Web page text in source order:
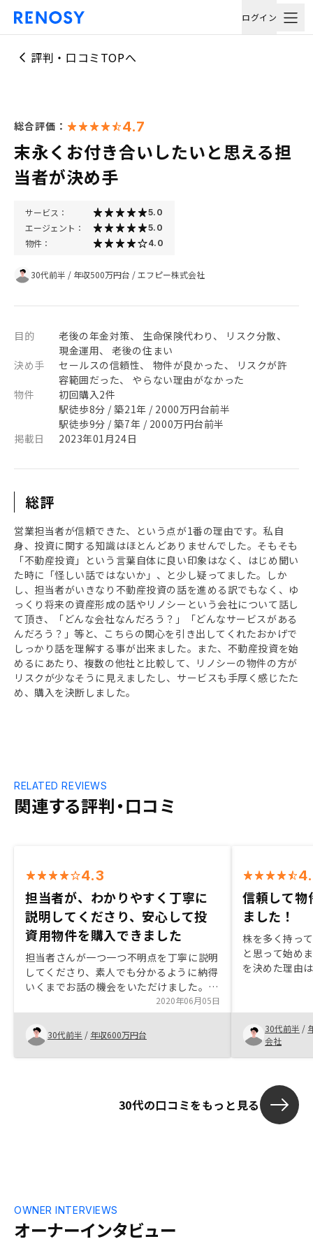
ログイン
評判・口コミTOPへ
総合評価： 4.7
末永くお付き合いしたいと思える担
当者が決め手
サービス： 5.0
エージェント： 5.0
物件： 4.0
30代前半 / 年収500万円台 /エフピー株式会社
目的
老後の年金対策、 生命保険代わり、 リスク分散、
現金運用、 老後の住まい
決め手
セールスの信頼性、 物件が良かった、 リスクが許
容範囲だった、 やらない理由がなかった
物件
初回購入2件
駅徒歩8分 / 築21年 / 2000万円台前半
駅徒歩9分 / 築7年 / 2000万円台前半
掲載日
2023年01月24日
総評
営業担当者が信頼できた、という点が1番の理由です。私自
身、投資に関する知識はほとんどありませんでした。そもそも
「不動産投資」という言葉自体に良い印象はなく、はじめ聞い
た時に「怪しい話ではないか」、と少し疑ってました。しか
し、担当者がいきなり不動産投資の話を進める訳でもなく、ゆ
っくり将来の資産形成の話やリノシーという会社について話し
て頂き、「どんな会社なんだろう？」「どんなサービスがある
んだろう？」等と、こちらの関心を引き出してくれたおかげで
しっかり話を理解する事が出来ました。また、不動産投資を始
めるにあたり、複数の他社と比較して、リノシーの物件の方が
リスクが少なそうに見えましたし、サービスも手厚く感じたた
め、購入を決断しました。
関連する評判・口コミ
RELATED REVIEWS
4.3
担当者が、わかりやすく丁寧に
説明してくださり、安心して投
資用物件を購入できました
担当者さんが一つ一つ不明点を丁寧に説明
してくださり、素人でも分かるように納得
いくまでお話の機会をいただけました。家
の近くまで来ていただき子連れでも嫌な顔
せず対応いただけたのがありがたかったで
す。回りくどい言い方をすることなく率直
に意見してくださるのでわかりやすかった
です。不動産のセールスを受けたことがあ
たので購入しましたCM等で世間一般に信
2020年06月05日
30代前半 / 年収600万円台
信頼して物
ました！
株を多く持っ
と思って始め
を決めた理由
ぐ売れてしま
と思います。
30代前半 /
会社
30代の口コミをもっと見る
オーナーインタビュー
OWNER INTERVIEWS